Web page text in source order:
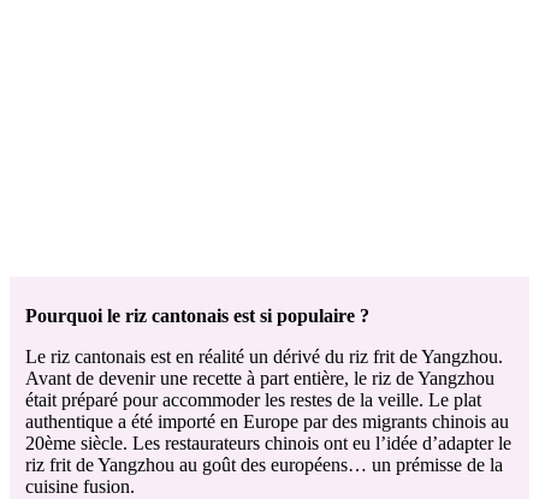
Pourquoi le riz cantonais est si populaire ?
Le riz cantonais est en réalité un dérivé du riz frit de Yangzhou.
Avant de devenir une recette à part entière, le riz de Yangzhou
était préparé pour accommoder les restes de la veille. Le plat
authentique a été importé en Europe par des migrants chinois au
20ème siècle. Les restaurateurs chinois ont eu l’idée d’adapter le
riz frit de Yangzhou au goût des européens… un prémisse de la
cuisine fusion.